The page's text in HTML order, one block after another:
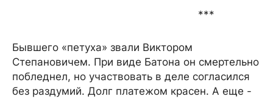
***
Бывшего «петуха» звали Виктором
Степановичем. При виде Батона он смертельно
побледнел, но участвовать в деле согласился
без раздумий. Долг платежом красен. А еще -